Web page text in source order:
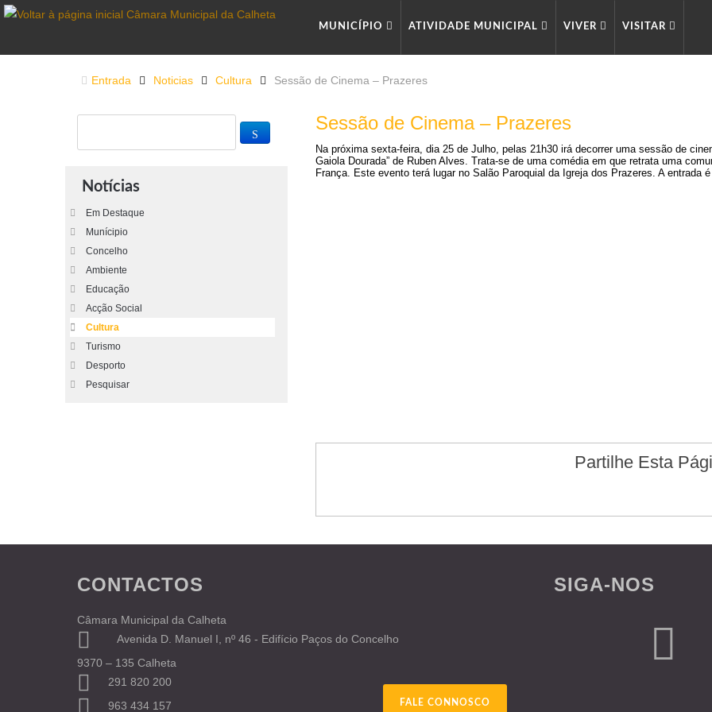
MUNICÍPIO ATIVIDADE MUNICIPAL VIVER VISITAR
Entrada Noticias Cultura Sessão de Cinema – Prazeres
Sessão de Cinema – Prazeres
Na próxima sexta-feira, dia 25 de Julho, pelas 21h30 irá decorrer uma sessão de
Gaiola Dourada” de Ruben Alves. Trata-se de uma comédia em que retrata uma
França. Este evento terá lugar no Salão Paroquial da Igreja dos Prazeres. A entrada
Notícias
Em Destaque
Munícipio
Concelho
Ambiente
Educação
Acção Social
Cultura
Turismo
Desporto
Pesquisar
Partilhe Esta
CONTACTOS
Câmara Municipal da Calheta
Avenida D. Manuel I, nº 46 - Edifício Paços do Concelho
9370 – 135 Calheta
291 820 200
963 434 157
FALE CONNOSCO
SIGA-NOS